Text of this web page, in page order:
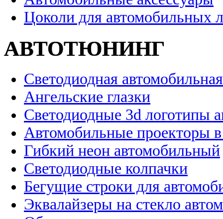
Цоколи для автомобильных
АВТОТЮНИНГ
Светодиодная
Ангельские глазки
Светодиодные 3d логотипы
Автомобильные проекторы
Гибкий неон автомобильный
Светодиодные колпачки
Бегущие строки для
Эквалайзеры на стекло